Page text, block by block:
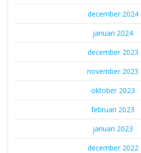
december 2024
januari 2024
december 2023
november 2023
oktober 2023
februari 2023
januari 2023
december 2022